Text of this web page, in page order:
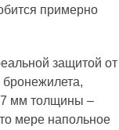
примерно
защитой от
бронежилета,
7 мм толщины –
мере напольное